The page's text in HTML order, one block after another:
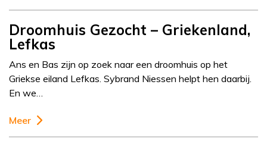
Droomhuis Gezocht – Griekenland,
Lefkas
Ans en Bas zijn op zoek naar een droomhuis op het
Griekse eiland Lefkas. Sybrand Niessen helpt hen daarbij.
En we…
Meer